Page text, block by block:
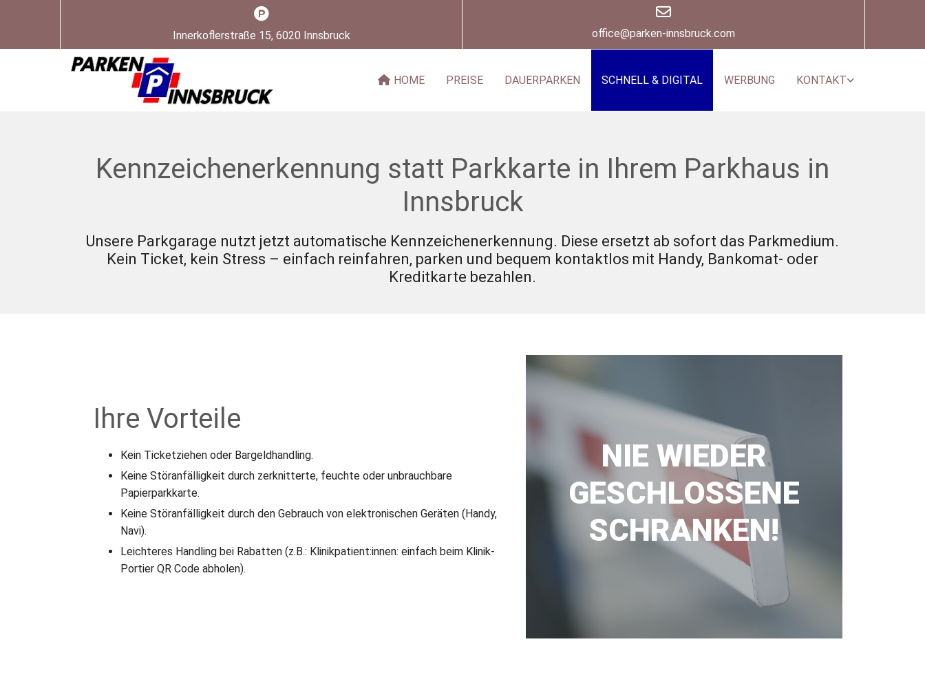

Innerkoflerstraße 15, 6020 Innsbruck

office@parken-innsbruck.com
HOME PREISE DAUERPARKEN SCHNELL & DIGITAL WERBUNG KONTAKT
Kennzeichenerkennung statt Parkkarte in Ihrem Parkhaus in
Innsbruck
Unsere Parkgarage nutzt jetzt automatische Kennzeichenerkennung. Diese ersetzt ab sofort das Parkmedium.
Kein Ticket, kein Stress – einfach reinfahren, parken und bequem kontaktlos mit Handy, Bankomat- oder
Kreditkarte bezahlen.
Ihre Vorteile
Kein Ticketziehen oder Bargeldhandling.
Keine Störanfälligkeit durch zerknitterte, feuchte oder unbrauchbare
Papierparkkarte.
Keine Störanfälligkeit durch den Gebrauch von elektronischen Geräten (Handy,
Navi).
Leichteres Handling bei Rabatten (z.B.: Klinikpatient:innen: einfach beim Klinik-
Portier QR Code abholen).
NIE WIEDER
GESCHLOSSENE
SCHRANKEN!